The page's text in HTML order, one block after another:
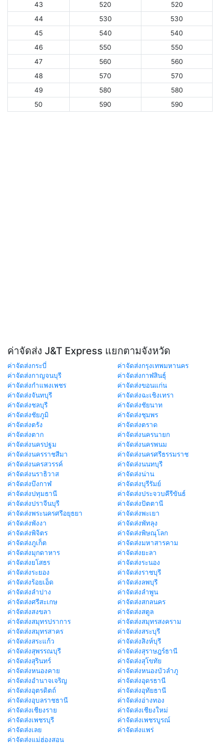
43
520
520
44
530
530
45
540
540
46
550
550
47
560
560
48
570
570
49
580
580
50
590 590
ค่าจัดส่ง J&T Express แยกตามจังหวัด
ค่าจัดส่งกระบี่
ค่าจัดส่งกรุงเทพมหานคร
ค่าจัดส่งกาญจนบุรี
ค่าจัดส่งกาฬสินธุ์
ค่าจัดส่งกำแพงเพชร
ค่าจัดส่งขอนแก่น
ค่าจัดส่งจันทบุรี
ค่าจัดส่งฉะเชิงเทรา
ค่าจัดส่งชลบุรี
ค่าจัดส่งชัยนาท
ค่าจัดส่งชัยภูมิ
ค่าจัดส่งชุมพร
ค่าจัดส่งตรัง
ค่าจัดส่งตราด
ค่าจัดส่งตาก
ค่าจัดส่งนครนายก
ค่าจัดส่งนครปฐม
ค่าจัดส่งนครพนม
ค่าจัดส่งนครราชสีมา
ค่าจัดส่งนครศรีธรรมราช
ค่าจัดส่งนครสวรรค์
ค่าจัดส่งนนทบุรี
ค่าจัดส่งนราธิวาส
ค่าจัดส่งน่าน
ค่าจัดส่งบึงกาฬ
ค่าจัดส่งบุรีรัมย์
ค่าจัดส่งปทุมธานี
ค่าจัดส่งประจวบคีรีขันธ์
ค่าจัดส่งปราจีนบุรี
ค่าจัดส่งปัตตานี
ค่าจัดส่งพระนครศรีอยุธยา
ค่าจัดส่งพะเยา
ค่าจัดส่งพังงา
ค่าจัดส่งพัทลุง
ค่าจัดส่งพิจิตร
ค่าจัดส่งพิษณุโลก
ค่าจัดส่งภูเก็ต
ค่าจัดส่งมหาสารคาม
ค่าจัดส่งมุกดาหาร
ค่าจัดส่งยะลา
ค่าจัดส่งยโสธร
ค่าจัดส่งระนอง
ค่าจัดส่งระยอง
ค่าจัดส่งราชบุรี
ค่าจัดส่งร้อยเอ็ด
ค่าจัดส่งลพบุรี
ค่าจัดส่งลำปาง
ค่าจัดส่งลำพูน
ค่าจัดส่งศรีสะเกษ
ค่าจัดส่งสกลนคร
ค่าจัดส่งสงขลา
ค่าจัดส่งสตูล
ค่าจัดส่งสมุทรปราการ
ค่าจัดส่งสมุทรสงคราม
ค่าจัดส่งสมุทรสาคร
ค่าจัดส่งสระบุรี
ค่าจัดส่งสระแก้ว
ค่าจัดส่งสิงห์บุรี
ค่าจัดส่งสุพรรณบุรี
ค่าจัดส่งสุราษฎร์ธานี
ค่าจัดส่งสุรินทร์
ค่าจัดส่งสุโขทัย
ค่าจัดส่งหนองคาย
ค่าจัดส่งหนองบัวลำภู
ค่าจัดส่งอำนาจเจริญ
ค่าจัดส่งอุดรธานี
ค่าจัดส่งอุตรดิตถ์
ค่าจัดส่งอุทัยธานี
ค่าจัดส่งอุบลราชธานี
ค่าจัดส่งอ่างทอง
ค่าจัดส่งเชียงราย
ค่าจัดส่งเชียงใหม่
ค่าจัดส่งเพชรบุรี
ค่าจัดส่งเพชรบูรณ์
ค่าจัดส่งเลย
ค่าจัดส่งแพร่
ค่าจัดส่งแม่ฮ่องสอน